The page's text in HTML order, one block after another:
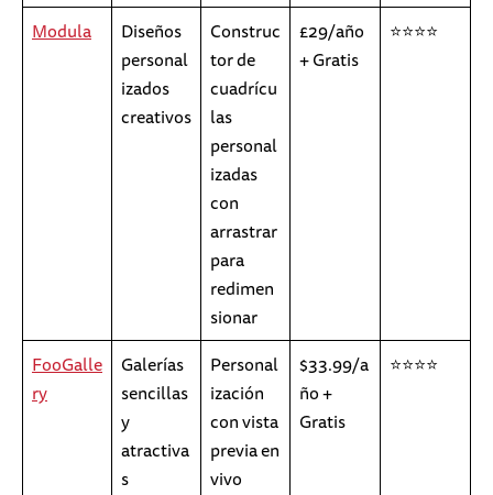
Modula
Diseños
personal
izados
creativos
Construc
tor de
cuadrícu
las
personal
izadas
con
arrastrar
para
redimen
sionar
£29/año
+ Gratis
⭐⭐⭐⭐
FooGalle
ry
Galerías
sencillas
y
atractiva
s
Personal
ización
con vista
previa en
vivo
$33.99/a
ño +
Gratis
⭐⭐⭐⭐